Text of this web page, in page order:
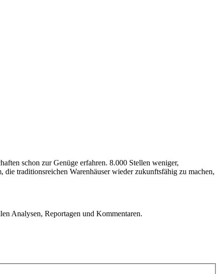
schon zur Genüge erfahren. 8.000 Stellen weniger,
traditionsreichen Warenhäuser wieder zukunftsfähig zu machen,
Analysen, Reportagen und Kommentaren.